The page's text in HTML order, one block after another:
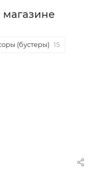
(бустеры) 15